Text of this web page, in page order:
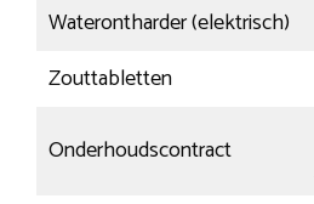
Waterontharder (elektrisch)
Zouttabletten
Onderhoudscontract